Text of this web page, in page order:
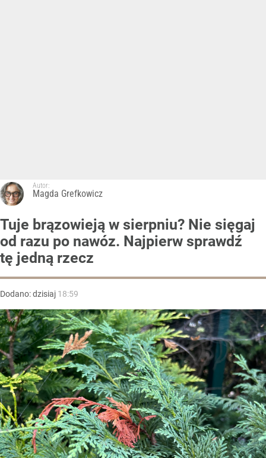
Autor:
Magda Grefkowicz
Tuje brązowieją w sierpniu? Nie sięgaj
od razu po nawóz. Najpierw sprawdź
tę jedną rzecz
Dodano:dzisiaj 18:59